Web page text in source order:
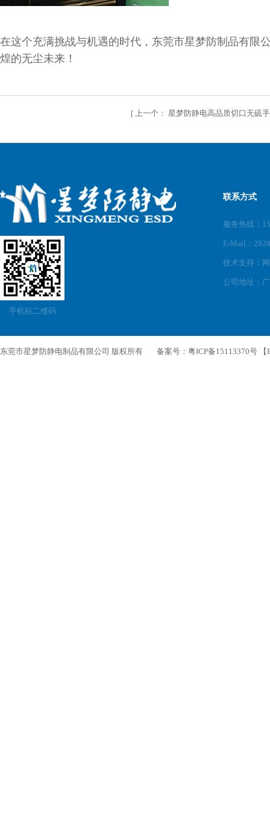
在这个充满挑战与机遇的时代，东莞市星梦防制品有限
煌的无尘未来！
[ 上一个： 星梦防静电高品质切口无硫
手机站二维码
联系方式
服务热线：
E-Mail：
技术支持：
公司地址：
东莞市星梦防静电制品有限公司 版权所有 备案号： 粤ICP备15113370号 【